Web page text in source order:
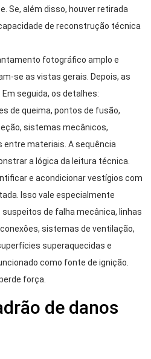
Se, além disso, houver retirada
de reconstrução técnica
fotográfico amplo e
se as vistas gerais. Depois, as
seguida, os detalhes:
de queima, pontos de fusão,
sistemas mecânicos,
materiais. A sequência
a lógica da leitura técnica.
e acondicionar vestígios com
Isso vale especialmente
de falha mecânica, linhas
sistemas de ventilação,
superaquecidas e
como fonte de ignição.
força.
de danos